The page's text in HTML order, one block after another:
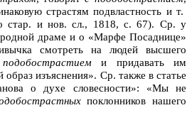
страстям подвластность и т.
стар. и нов. сл., 1818, с. 67). Ср. у
драме и о «Марфе Посаднице»
смотреть на людей высшего
подобострастиеми придавать им
образ изъяснения». Ср. также в статье
о духе словесности»: «Мы не
поклонников нашего